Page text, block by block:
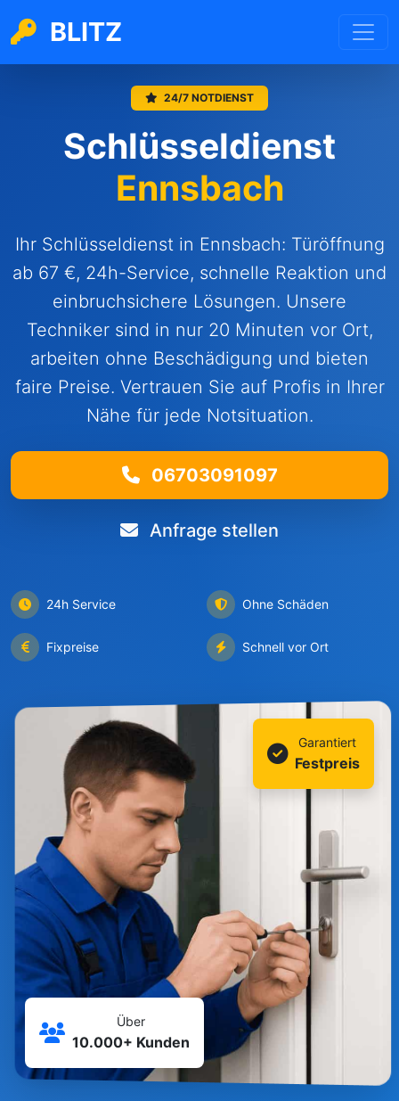
BLITZ
24/7 NOTDIENST
Schlüsseldienst
Ennsbach
Ihr Schlüsseldienst in Ennsbach: Türöffnung
ab 67 €, 24h-Service, schnelle Reaktion und
einbruchsichere Lösungen. Unsere
Techniker sind in nur 20 Minuten vor Ort,
arbeiten ohne Beschädigung und bieten
faire Preise. Vertrauen Sie auf Profis in Ihrer
Nähe für jede Notsituation.
06703091097
Anfrage stellen
24h Service Ohne Schäden
Fixpreise Schnell vor Ort
Garantiert
Festpreis
Über
10.000+ Kunden